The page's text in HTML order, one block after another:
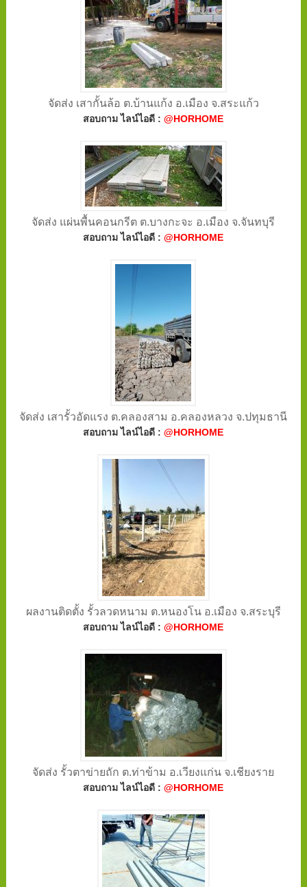
จัดส่ง เสากั้นล้อ ต.บ้านแก้ง อ.เมือง จ.สระแก้ว
สอบถาม ไลน์ไอดี :@HORHOME
จัดส่ง แผ่นพื้นคอนกรีต ต.บางกะจะ อ.เมือง จ.จันทบุรี
สอบถาม ไลน์ไอดี :@HORHOME
จัดส่ง เสารั้วอัดแรง ต.คลองสาม อ.คลองหลวง จ.ปทุมธานี
สอบถาม ไลน์ไอดี :@HORHOME
ผลงานติดตั้ง รั้วลวดหนาม ต.หนองโน อ.เมือง จ.สระบุรี
สอบถาม ไลน์ไอดี :@HORHOME
จัดส่ง รั้วตาข่ายถัก ต.ท่าข้าม อ.เวียงแก่น จ.เชียงราย
สอบถาม ไลน์ไอดี :@HORHOME